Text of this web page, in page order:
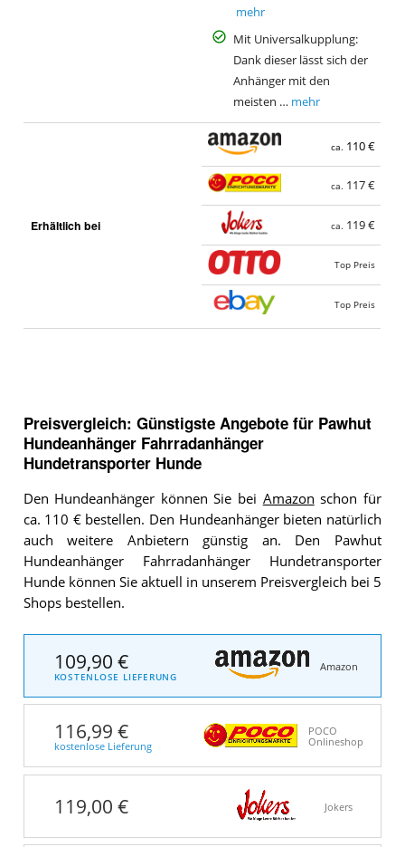
mehr
Mit Universalkupplung:
Dank dieser lässt sich der
Anhänger mit den
meisten … mehr
Erhältlich bei
ca. 110 €
ca. 117 €
ca. 119 €
Top Preis
Top Preis
Preisvergleich: Günstigste Angebote für Pawhut
Hundeanhänger Fahrradanhänger
Hundetransporter Hunde
Den Hundeanhänger können Sie bei Amazon schon für
ca. 110 € bestellen. Den Hundeanhänger bieten natürlich
auch weitere Anbietern günstig an. Den Pawhut
Hundeanhänger Fahrradanhänger Hundetransporter
Hunde können Sie aktuell in unserem Preisvergleich bei 5
Shops bestellen.
109,90 €
KOSTENLOSE LIEFERUNG
Amazon
116,99 €
kostenlose Lieferung
POCO
Onlineshop
119,00 € Jokers